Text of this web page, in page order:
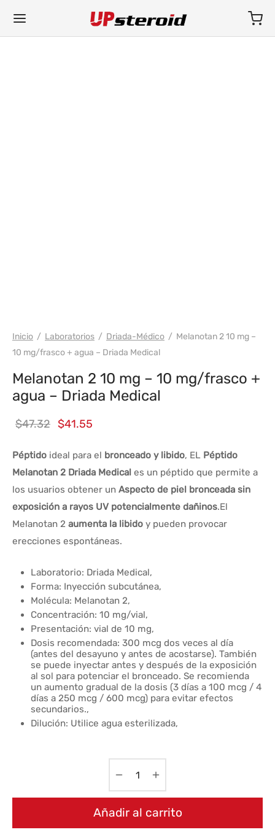
Inicio / Laboratorios / Driada-Médico / Melanotan 2 10 mg –
10 mg/frasco + agua – Driada Medical
Melanotan 2 10 mg – 10 mg/frasco +
agua – Driada Medical
$47.32 El
original
era:
$47.32.
$41.55
$41.55.
Péptido ideal para el bronceado y libido, EL Péptido
Melanotan 2 Driada Medical es un péptido que permite a
los usuarios obtener un Aspecto de piel bronceada sin
exposición a rayos UV potencialmente dañinos.El
Melanotan 2 aumenta la libido y pueden provocar
erecciones espontáneas.
Laboratorio: Driada Medical,
Forma: Inyección subcutánea,
Molécula: Melanotan 2,
Concentración: 10 mg/vial,
Presentación: vial de 10 mg,
Dosis recomendada: 300 mcg dos veces al día
(antes del desayuno y antes de acostarse). También
se puede inyectar antes y después de la exposición
al sol para potenciar el bronceado. Se recomienda
un aumento gradual de la dosis (3 días a 100 mcg / 4
días a 250 mcg / 600 mcg) para evitar efectos
secundarios.,
Dilución: Utilice agua esterilizada,
Añadir al carrito